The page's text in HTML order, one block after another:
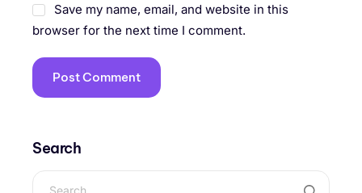
Save my name, email, and website in this
browser for the next time I comment.
Search